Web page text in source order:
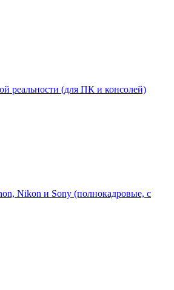
реальности (для ПК и консолей)
Nikon и Sony (полнокадровые, с